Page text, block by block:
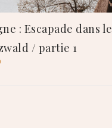
: Escapade dans le
/ partie 1